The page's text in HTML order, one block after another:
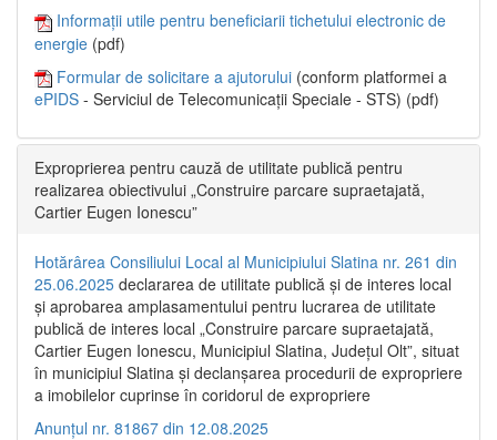
Informații utile pentru beneficiarii tichetului electronic de
energie (pdf)
Formular de solicitare a ajutorului (conform platformei a
ePIDS - Serviciul de Telecomunicații Speciale - STS) (pdf)
Exproprierea pentru cauză de utilitate publică pentru
realizarea obiectivului „Construire parcare supraetajată,
Cartier Eugen Ionescu”
Hotărârea Consiliului Local al Municipiului Slatina nr. 261 din
25.06.2025 declararea de utilitate publică și de interes local
și aprobarea amplasamentului pentru lucrarea de utilitate
publică de interes local „Construire parcare supraetajată,
Cartier Eugen Ionescu, Municipiul Slatina, Județul Olt”, situat
în municipiul Slatina și declanșarea procedurii de expropriere
a imobilelor cuprinse în coridorul de expropriere
Anunțul nr. 81867 din 12.08.2025